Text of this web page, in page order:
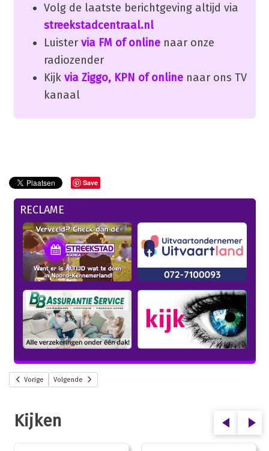
Volg de laatste berichtgeving altijd via
streekstadcentraal.nl
Luister via FM of onlinenaar onze
radiozender
Kijk via Ziggo, KPN of onlinenaar ons TV
kanaal
Save
RECLAME
Vorige Volgende
Kijken